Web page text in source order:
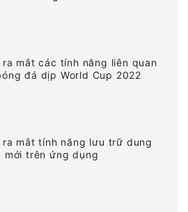
ra mắt các tính năng liên quan
đá dịp World Cup 2022
ra mắt tính năng lưu trữ dung
mới trên ứng dụng